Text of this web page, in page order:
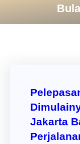
Jakarta